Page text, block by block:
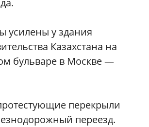
усилены у здания
Казахстана на
бульваре в Москве —
перекрыли
переезд.